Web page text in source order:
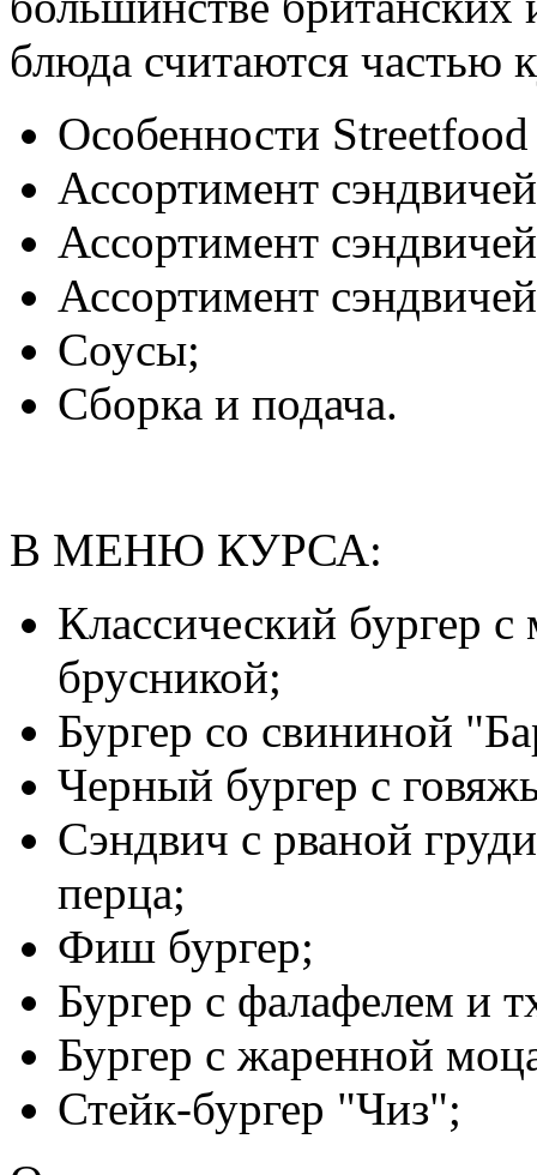
блюда считаются частью
Особенности
Ассортимент
Ассортимент
Ассортимент
Соусы;
Сборка и подача.
В МЕНЮ КУРСА:
Классический бургер
брусникой;
Бургер со свининой
Черный бургер с
Сэндвич с рваной
перца;
Фиш бургер;
Бургер с фалафелем и
Бургер с жаренной
Стейк-бургер "Чиз";